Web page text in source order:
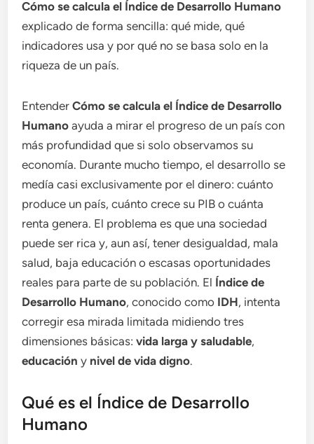
Cómo se calcula el Índice de Desarrollo Humano
explicado de forma sencilla: qué mide, qué
indicadores usa y por qué no se basa solo en la
riqueza de un país.
EntenderCómo se calcula el Índice de Desarrollo
Humano ayuda a mirar el progreso de un país con
más profundidad que si solo observamos su
economía. Durante mucho tiempo, el desarrollo se
medía casi exclusivamente por el dinero: cuánto
produce un país, cuánto crece su PIB o cuánta
renta genera. El problema es que una sociedad
puede ser rica y, aun así, tener desigualdad, mala
salud, baja educación o escasas oportunidades
reales para parte de su población. El Índice de
Desarrollo Humano, conocido como IDH, intenta
corregir esa mirada limitada midiendo tres
dimensiones básicas:vida larga y saludable,
educación y nivel de vida digno.
Qué es el Índice de Desarrollo
Humano